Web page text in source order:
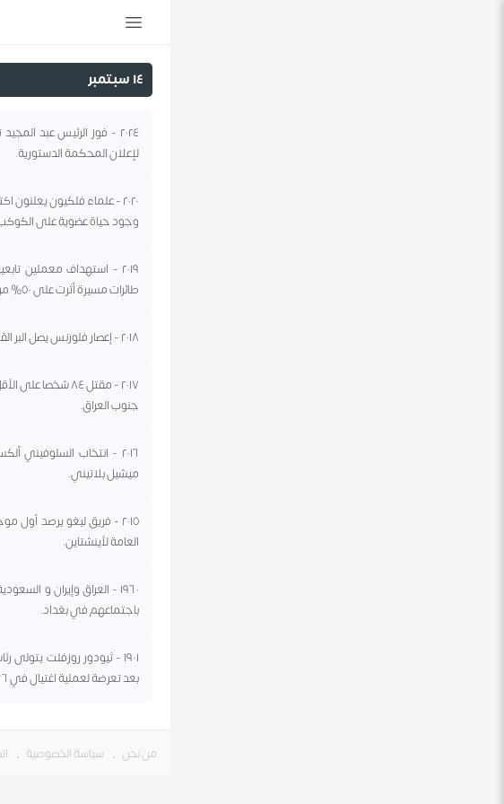
١٤ سبتمبر
لإعلان المحكمة الدستورية.
٢٠٢٠ - علماء فلكيون
وجود حياة عضوية على
٢٠١٩ - استهداف
طائرات مسيرة أثرت على ٥٠% من إنتاج الشركة هناك، والحوثيون يتبنون الهجمات.
٢٠١٨ - إعصار فلورنس يصل البر القاري الأمريكي ويضرب ولاية كارولاينا الشمالية متسببا بمقتل ٣٢ شخصا.
جنوب العراق.
٢٠١٦ - انتخاب السلوفيني
ميشيل بلاتيني.
٢٠١٥ - فريق ليغو يرصد
العامة لأينشتاين.
١٩٦٠ - العراق وإيران و
باجتماعهم في بغداد.
١٩٠١ - ثيودور روزفلت
بعد تعرضة لعملية اغتيال في ٦ سبتمبر.
من نحن • سياسة الخصوصية •